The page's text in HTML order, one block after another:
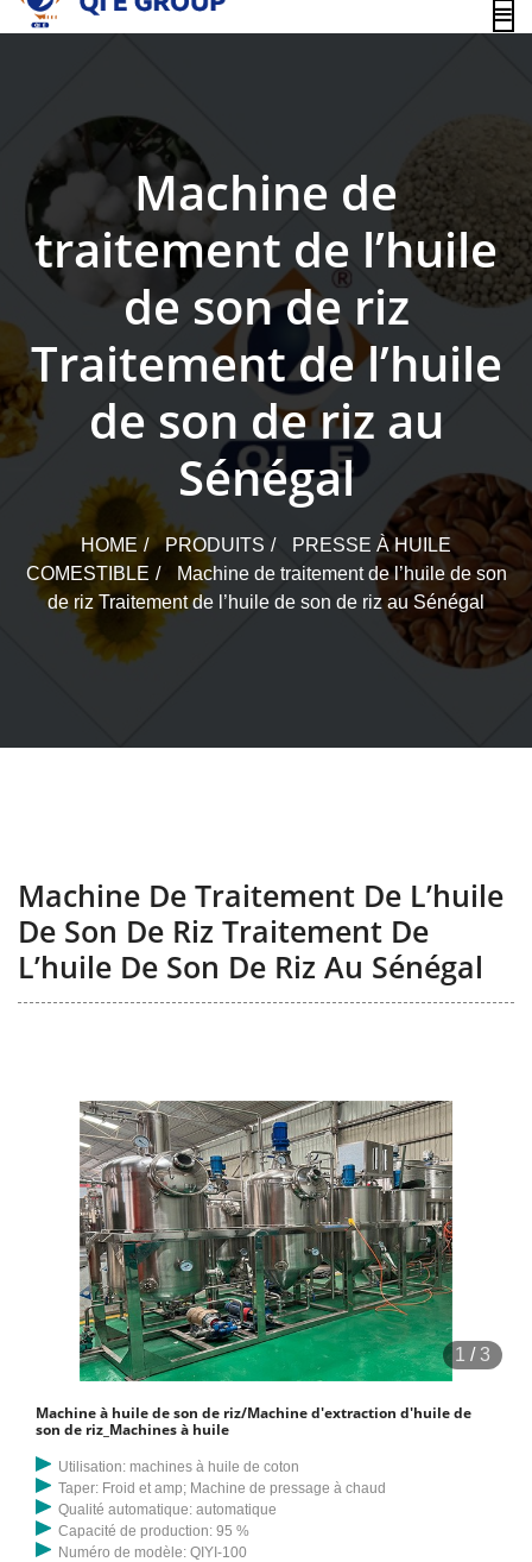
content
Machine de
traitement de l’huile
de son de riz
Traitement de l’huile
de son de riz au
Sénégal
HOME PRODUITS
PRESSE À HUILE
COMESTIBLE
Machine de traitement de l’huile de son
de riz Traitement de l’huile de son de riz au Sénégal
Machine De Traitement De L’huile
De Son De Riz Traitement De
L’huile De Son De Riz Au Sénégal
1 /3
Machine à huile de son de riz/Machine d'extraction d'huile de
son de riz_Machines à huile
Utilisation: machines à huile de coton
Taper: Froid et amp; Machine de pressage à chaud
Qualité automatique: automatique
Capacité de production: 95 %
Numéro de modèle: QIYI-100